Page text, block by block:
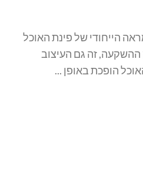
הייחודי של פינת האוכל
ההשקעה, זה גם העיצוב
הופכת באופן ...